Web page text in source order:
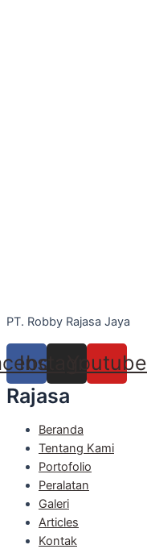
PT. Robby Rajasa Jaya
InstagramYoutube
Rajasa
Beranda
Tentang Kami
Portofolio
Peralatan
Galeri
Articles
Kontak